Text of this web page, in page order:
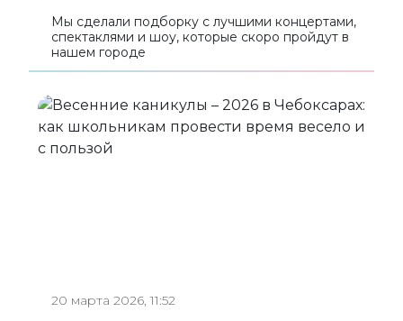
Мы сделали подборку с лучшими концертами,
спектаклями и шоу, которые скоро пройдут в
нашем городе
20 марта 2026, 11:52